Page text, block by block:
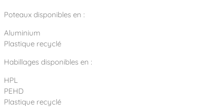
Poteaux disponibles en :
Aluminium
Plastique recyclé
Habillages disponibles en :
HPL
PEHD
Plastique recyclé